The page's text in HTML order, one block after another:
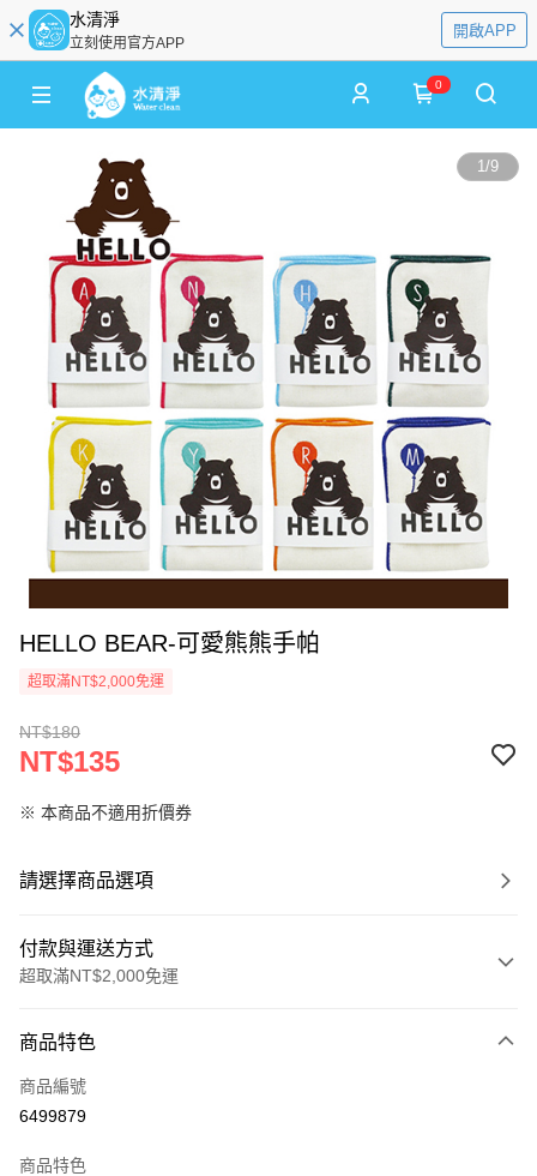
水清淨
立刻使用官方APP
開啟APP
0
1/9
HELLO BEAR-可愛熊熊手帕
超取滿NT$2,000免運
NT$180
NT$135
※ 本商品不適用折價券
請選擇商品選項
付款與運送方式
超取滿NT$2,000免運
信用卡一次付款
超商取貨付款
商品特色
商品編號
6499879
商品特色